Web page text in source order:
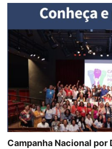
Campanha Nacional por